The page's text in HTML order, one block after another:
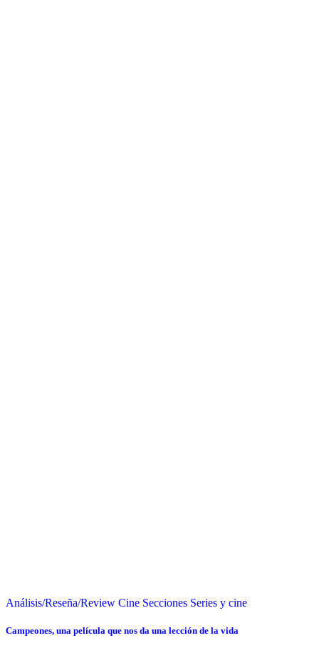
Análisis/Reseña/Review Cine Secciones Series y cine
Campeones, una película que nos da una lección de la vida